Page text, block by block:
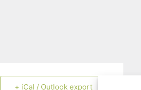
+ iCal / Outlook export